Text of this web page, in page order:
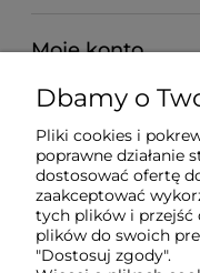
Moje konto
Pomoc
O nas
Dbamy o
Pliki cookies i
poprawne działanie
dostosować ofertę
zaakceptować
tych plików i przejść
plików do swoich
"Dostosuj zgody".